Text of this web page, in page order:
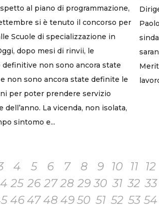
al piano di programmazione,
si è tenuto il concorso per
Scuole di specializzazione in
dopo mesi di rinvii, le
definitive non sono ancora state
non sono ancora state definite le
per poter prendere servizio
dell’anno. La vicenda, non isolata,
sintomo e...
4 5 6 7 8 9 10 11 12
25 26 27 28 29 30 31 32 33
46 474849 50 51 52 53 54